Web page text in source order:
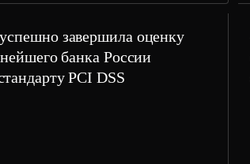
завершила оценку
банка России
PCI DSS